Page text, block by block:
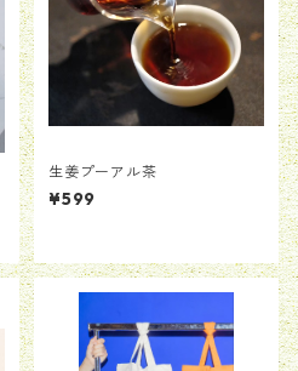
生姜プーアル茶
¥599